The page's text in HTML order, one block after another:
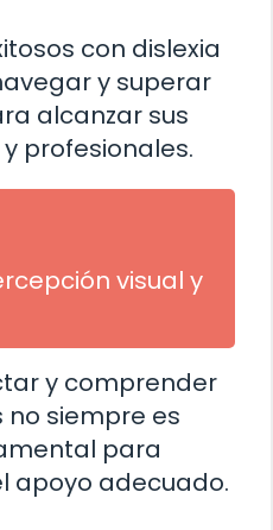
con dislexia
y superar
alcanzar sus
profesionales.
visual y
y comprender
no siempre es
para
apoyo adecuado.